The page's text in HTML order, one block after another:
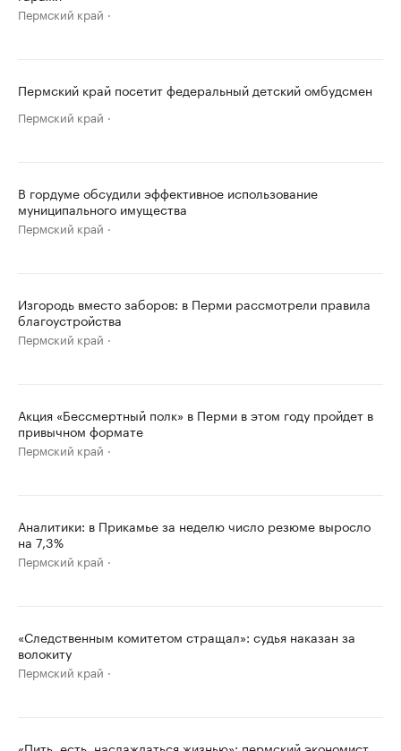
Пермский край
Пермский край посетит федеральный детский омбудсмен
Пермский край
В гордуме обсудили эффективное использование
муниципального имущества
Пермский край
Изгородь вместо заборов: в Перми рассмотрели правила
благоустройства
Пермский край
Акция «Бессмертный полк» в Перми в этом году пройдет в
привычном формате
Пермский край
Аналитики: в Прикамье за неделю число резюме выросло
на 7,3%
Пермский край
«Следственным комитетом стращал»: судья наказан за
волокиту
Пермский край